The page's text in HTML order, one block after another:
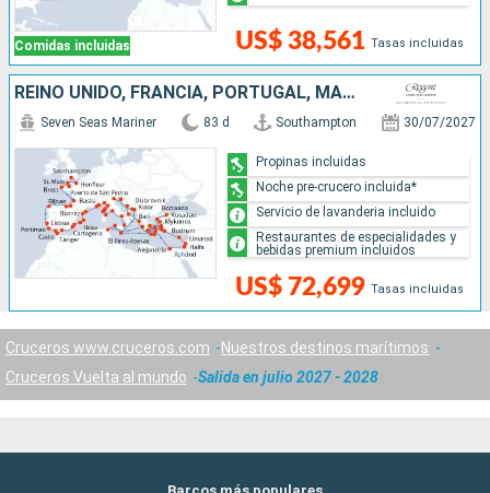
Comidas incluidas US$ 38,561 Tasas incluidas
REINO UNIDO, FRANCIA, PORTUGAL, MARRUECOS, ESPAÑA, MONACO, ITALIA, MALTA, MONTENEGRO, CROACIA, TURQUÍA, CHIPRE, ISRAEL, EGIPTO, GRECIA, TÚNEZ
Seven Seas Mariner 83 d Southampton 30/07/2027
US$ 72,699 Tasas incluidas
Propinas incluidas
Noche pre-crucero incluida*
Servicio de lavanderia incluido
Restaurantes de especialidades y
bebidas premium incluidos
Cruceros www.cruceros.com
Nuestros destinos marítimos
Cruceros Vuelta al mundo
Salida en julio 2027 - 2028